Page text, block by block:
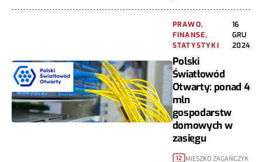
PRAWO,
FINANSE,
STATYSTYKI
16
GRU
2024
Polski
Światłowód
Otwarty: ponad 4
mln
gospodarstw
domowych w
zasięgu
12 MIESZKO ZAGAŃCZYK